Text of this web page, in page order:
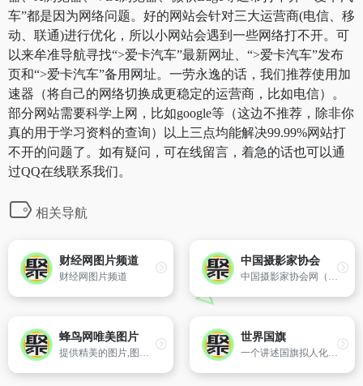
车”都是因为网络问题。好的网站会针对三大运营商(电信、移
动、联通)进行优化，所以小网站会遇到一些网络打不开。可
以来牟准导航寻找“>爱卡汽车”最新网址、“>爱卡汽车”发布
页和“>爱卡汽车”备用网址。一劳永逸的话，我们推荐使用加
速器（将自己的网络切换成更稳定的运营商，比如电信）。
部分网站需要科学上网，比如google等（这边不推荐，除非你
真的用于学习资料的查询）以上三点均能解决99.99%网站打
不开的问题了。如有疑问，可在线留言，着急的话也可以通
过QQ在线联系我们。
相关导航
财经网图片频道
财经网图片频道
中国摄影家协会
中国摄影家协会网（www.CPAnet.cn）是中国摄影家协会主办的网络媒体,创立于2000年12月。中国摄影家协会网及时传播业界资讯并权威发布协会资讯,展示精彩作品,网罗业内精英,拓展人气平台。
蜂鸟网唯美图片
提供精美的图片,图片大全以供欣赏下载,当前收集千万张给类图片。
世界国旗
一个讲述国旗拟人化故事的网站，各个国家都有各个国家的国旗，也都配了一个武士形象。